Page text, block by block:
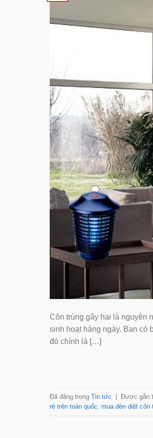
Côn trùng gây hại là nguyên
sinh hoạt hàng ngày. Bạn có
đó chính là […]
Đã đăng trong Tin tức Được gắn
rẻ trên toàn quốc, mua đèn diệt côn